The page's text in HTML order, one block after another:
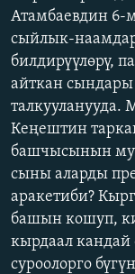
ЭЖЕ-СИҢДИЛЕР
ЫҢГАЙСЫЗ
ОНЛАЙН ШЕРИНЕ
ЭЕ/АРнун
Атамбаевдин 6-
сыйлык-
билдирүүлөрү,
айткан сындары
Кеңештин
башчысынын
сыны аларды
аракетиби?
башын кошуп,
кырдаал
суроолорго